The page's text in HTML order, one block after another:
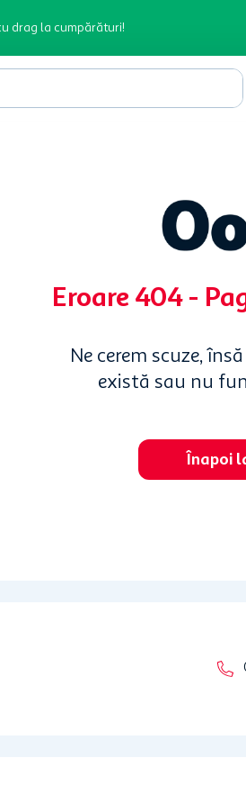
drag la cumpărături!
Eroare 404 -
Ne cerem scuze,
există sau nu
Înapoi